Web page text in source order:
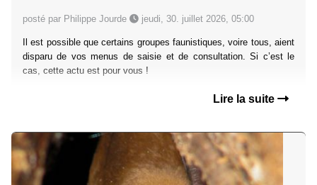
posté par Philippe Jourde jeudi, 30. juillet 2026, 05:00
Il est possible que certains groupes faunistiques, voire tous, aient
disparu de vos menus de saisie et de consultation. Si c’est le
cas, cette actu est pour vous !
Lire la suite